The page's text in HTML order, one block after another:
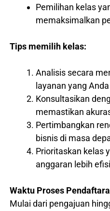
Pemilihan kelas
memaksimalkan
Tips memilih kelas:
Analisis secara
layanan yang
Konsultasikan
memastikan
Pertimbangkan
bisnis di masa
Prioritaskan kelas
anggaran lebih
Waktu Proses
Mulai dari pengajuan